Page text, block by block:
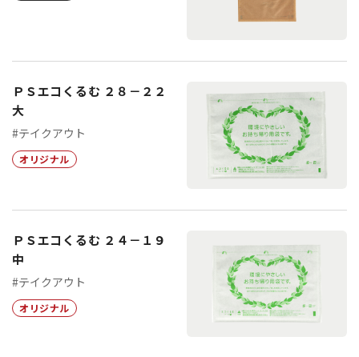
ＰＳエコくるむ ２８－２２
大
#テイクアウト
オリジナル
ＰＳエコくるむ ２４－１９
中
#テイクアウト
オリジナル